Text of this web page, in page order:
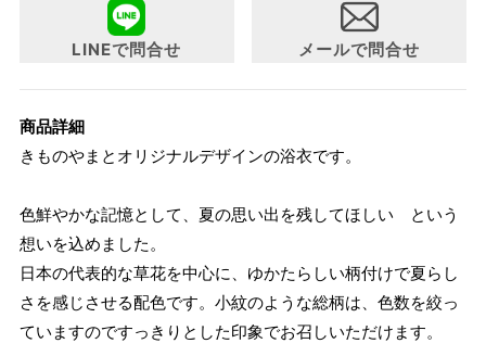
LINEで問合せ メールで問合せ
商品詳細
きものやまとオリジナルデザインの浴衣です。
色鮮やかな記憶として、夏の思い出を残してほしい という
想いを込めました。
日本の代表的な草花を中心に、ゆかたらしい柄付けで夏らし
さを感じさせる配色です。小紋のような総柄は、色数を絞っ
ていますのですっきりとした印象でお召しいただけます。